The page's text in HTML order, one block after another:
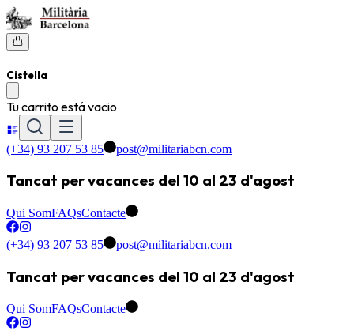
Cistella
Tu carrito está vacio
(+34) 93 207 53 85 post@militariabcn.com
Tancat per vacances del 10 al 23 d'agost
Qui SomFAQsContacte
(+34) 93 207 53 85 post@militariabcn.com
Tancat per vacances del 10 al 23 d'agost
Qui SomFAQsContacte